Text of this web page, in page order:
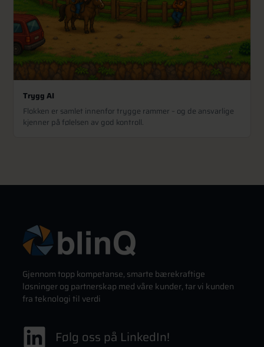
Trygg AI
Flokken er samlet innenfor trygge rammer – og de ansvarlige
kjenner på følelsen av god kontroll.
Gjennom topp kompetanse, smarte bærekraftige
løsninger og partnerskap med våre kunder, tar vi kunden
fra teknologi til verdi
Følg oss på LinkedIn!